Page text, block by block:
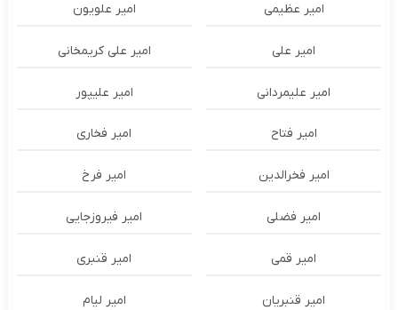
امیر عظیمی امیر علویون
امیر علی امیر علی کریمخانی
امیر علیمردانی امیر علیپور
امیر فتاح امیر فخاری
امیر فخرالدین امیر فرخ
امیر فضلی امیر فیروزجایی
امیر قمی امیر قنبری
امیر قنبریان امیر لیام